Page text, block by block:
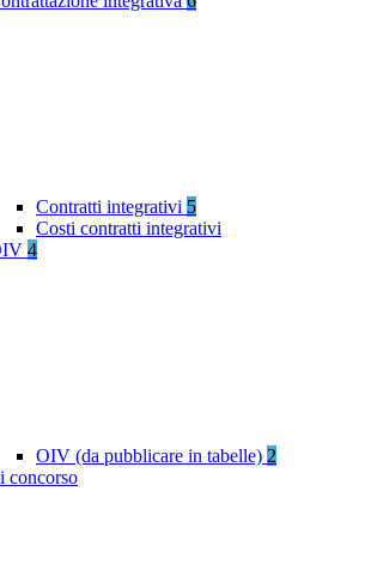
Contratti integrativi 5
Costi contratti integrativi
4
OIV (da pubblicare in tabelle) 2
concorso